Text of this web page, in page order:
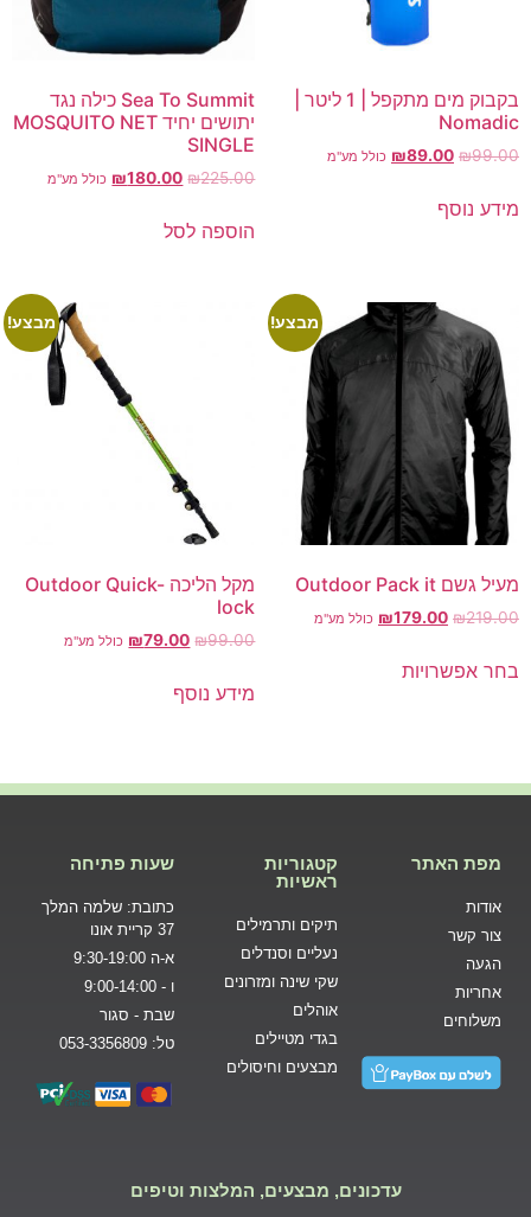
בקבוק מים מתקפל | 1 ליטר |
Nomadic
₪99.00
₪89.00 כולל מע"מ
מידע נוסף
Sea To Summit כילה נגד
יתושים יחיד MOSQUITO NET
SINGLE
₪225.00
₪180.00 כולל מע"מ
הוספה לסל
מבצע!
מעיל גשם Outdoor Pack it
₪219.00
₪179.00 כולל מע"מ
בחר אפשרויות
מבצע!
מקל הליכה Outdoor Quick-
lock
₪99.00
₪79.00 כולל מע"מ
מידע נוסף
מפת האתר
אודות
צור קשר
הגעה
אחריות
משלוחים
קטגוריות
ראשיות
תיקים ותרמילים
נעליים וסנדלים
שקי שינה ומזרונים
אוהלים
בגדי מטיילים
מבצעים וחיסולים
שעות פתיחה
כתובת: שלמה המלך
37 קריית אונו
א-ה 9:30-19:00
ו - 9:00-14:00
שבת - סגור
טל: 053-3356809
עדכונים, מבצעים, המלצות וטיפים